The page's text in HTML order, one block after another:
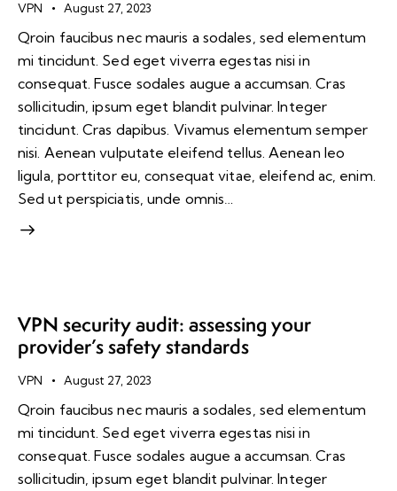
VPN August 27, 2023
Qroin faucibus nec mauris a sodales, sed elementum
mi tincidunt. Sed eget viverra egestas nisi in
consequat. Fusce sodales augue a accumsan. Cras
sollicitudin, ipsum eget blandit pulvinar. Integer
tincidunt. Cras dapibus. Vivamus elementum semper
nisi. Aenean vulputate eleifend tellus. Aenean leo
ligula, porttitor eu, consequat vitae, eleifend ac, enim.
Sed ut perspiciatis, unde omnis…
VPN security audit: assessing your
provider’s safety standards
VPN August 27, 2023
Qroin faucibus nec mauris a sodales, sed elementum
mi tincidunt. Sed eget viverra egestas nisi in
consequat. Fusce sodales augue a accumsan. Cras
sollicitudin, ipsum eget blandit pulvinar. Integer